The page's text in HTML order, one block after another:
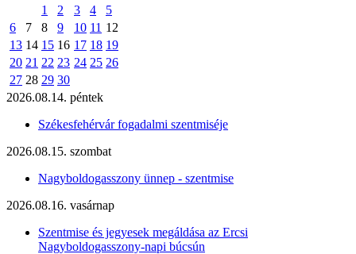
1
2 3 4
5
6
7 8 9 10 11 12
13 14 15 16 17 18 19
20 21 22 23 24 25 26
27 28 29 30
2026.08.14. péntek
Székesfehérvár fogadalmi szentmiséje
2026.08.15. szombat
Nagyboldogasszony ünnep - szentmise
2026.08.16. vasárnap
Szentmise és jegyesek megáldása az Ercsi
Nagyboldogasszony-napi búcsún